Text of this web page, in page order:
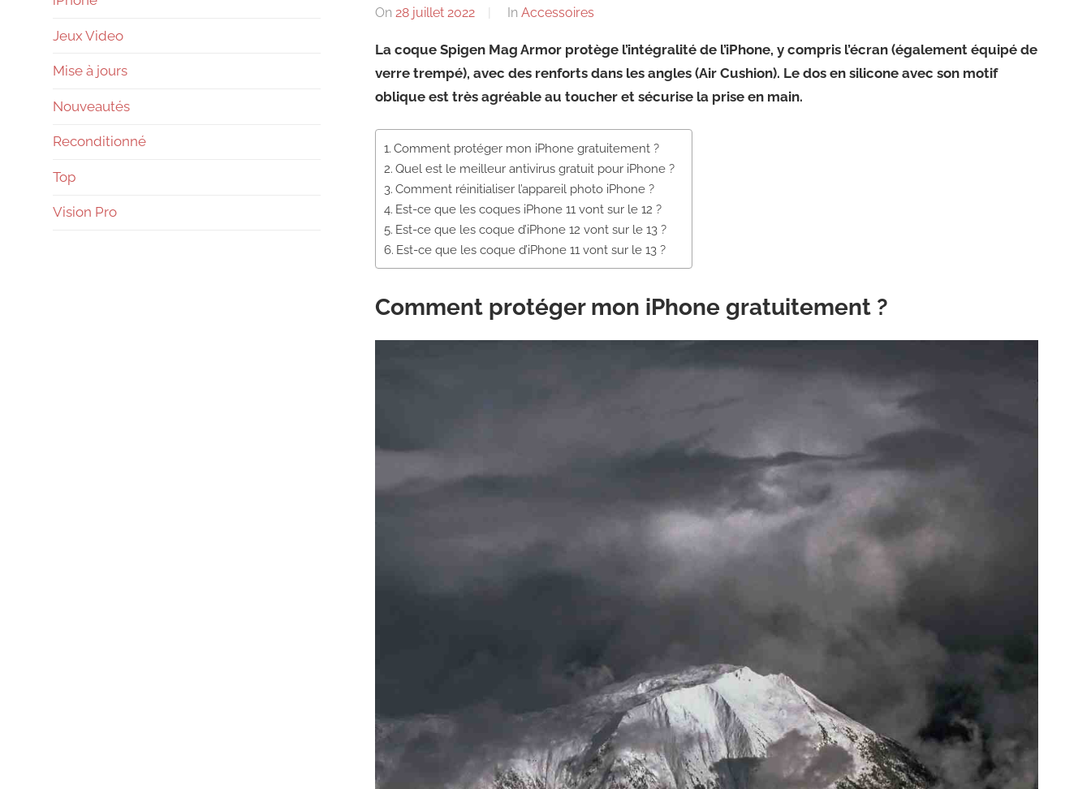
On 28 juillet 2022 By
In Accessoires
La coque Spigen Mag Armor protège l’intégralité de l’iPhone, y compris l’écran (également équipé de
verre trempé), avec des renforts dans les angles (Air Cushion). Le dos en silicone avec son motif
oblique est très agréable au toucher et sécurise la prise en main.
Comment protéger mon iPhone gratuitement ?
Quel est le meilleur antivirus gratuit pour iPhone ?
Comment réinitialiser l’appareil photo iPhone ?
Est-ce que les coques iPhone 11 vont sur le 12 ?
Est-ce que les coque d’iPhone 12 vont sur le 13 ?
Est-ce que les coque d’iPhone 11 vont sur le 13 ?
Comment protéger mon iPhone gratuitement ?
Jeux Video
Mise à jours
Nouveautés
Reconditionné
Top
Vision Pro